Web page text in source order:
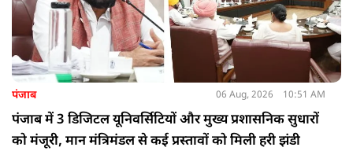
पंजाब 06 Aug, 2026 10:51 AM
पंजाब में 3 डिजिटल यूनिवर्सिटियों और मुख्य प्रशासनिक सुधारों
को मंजूरी, मान मंत्रिमंडल से कई प्रस्तावों को मिली हरी झंडी